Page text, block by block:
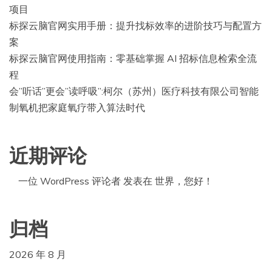
项目
标探云脑官网实用手册：提升找标效率的进阶技巧与配置方
案
标探云脑官网使用指南：零基础掌握 AI 招标信息检索全流
程
会”听话”更会”读呼吸”:柯尔（苏州）医疗科技有限公司智能
制氧机把家庭氧疗带入算法时代
近期评论
一位 WordPress 评论者 发表在 世界，您好！
归档
2026 年 8 月